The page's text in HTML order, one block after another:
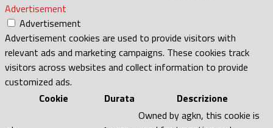
Advertisement
Advertisement
Advertisement cookies are used to provide visitors with
relevant ads and marketing campaigns. These cookies track
visitors across websites and collect information to provide
customized ads.
Cookie
Durata Descrizione
Owned by agkn, this cookie is